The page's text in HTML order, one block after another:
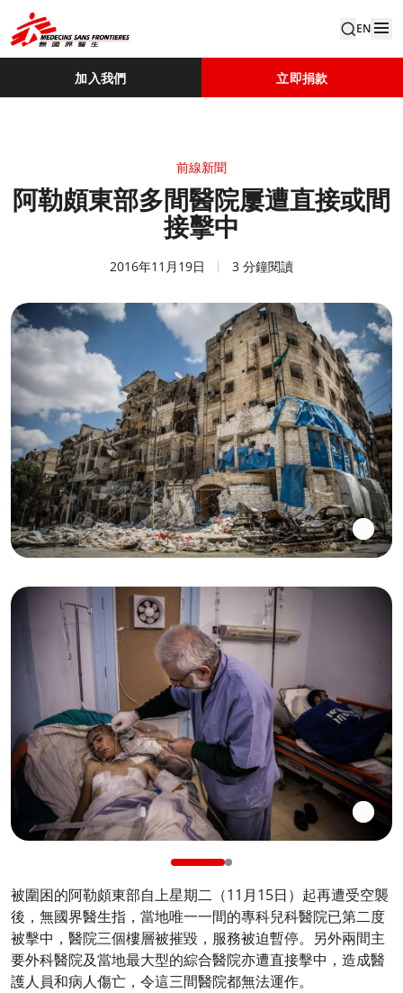
EN
加入我們 立即捐款
前線新聞
阿勒頗東部多間醫院屢遭直接或間
接擊中
2016年11月19日 3 分鐘閱讀
被圍困的阿勒頗東部自上星期二（11月15日）起再遭受空襲
後，無國界醫生指，當地唯一一間的專科兒科醫院已第二度
被擊中，醫院三個樓層被摧毀，服務被迫暫停。另外兩間主
要外科醫院及當地最大型的綜合醫院亦遭直接擊中，造成醫
護人員和病人傷亡，令這三間醫院都無法運作。